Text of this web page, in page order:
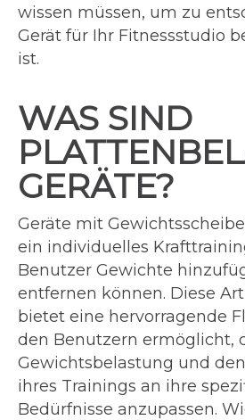
wissen müssen, um zu
Gerät für Ihr Fitnessstudio
ist.
WAS SIND
GERÄTE?
Geräte mit
ein individuelles
Benutzer Gewichte
entfernen können. Diese
bietet eine hervorragende
den Benutzern ermöglicht,
Gewichtsbelastung und
ihres Trainings an ihre
Bedürfnisse anzupassen.